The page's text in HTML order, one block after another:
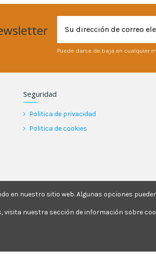
Puede darse de baja en cualquier
Seguridad
Politica de privacidad
Politica de cookies
en nuestro sitio web. Algunas opciones
visita nuestra sección de información sobre